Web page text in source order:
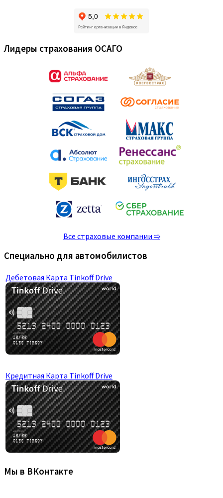
Лидеры страхования ОСАГО
Все страховые компании ➯
Специально для автомобилистов
Дебетовая Карта Tinkoff Drive
Кредитная Карта Tinkoff Drive
Мы в ВКонтакте